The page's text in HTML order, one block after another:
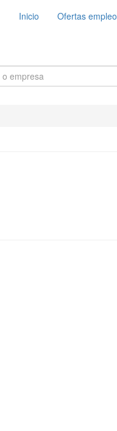
Inicio Ofertas empleo